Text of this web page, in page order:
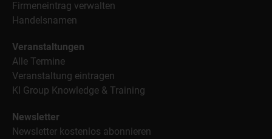
Firmeneintrag verwalten
Handelsnamen
Veranstaltungen
Alle Termine
Veranstaltung eintragen
KI Group Knowledge & Training
Newsletter
Newsletter kostenlos abonnieren